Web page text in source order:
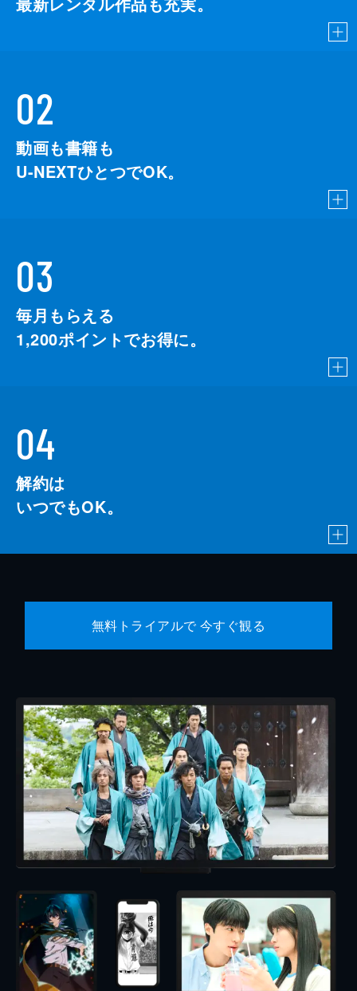
02
動画も書籍も
U-NEXTひとつでOK。
03
毎月もらえる
1,200ポイントでお得に。
04
解約は
いつでもOK。
無料トライアルで 今すぐ観る